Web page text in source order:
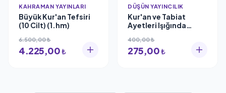
KAHRAMAN YAYINLARI
Büyük Kur'an Tefsiri
(10 Cilt) (1.hm)
6.500,00 ₺
4.225,00₺
DÜŞÜN YAYINCILIK
Kur'an ve Tabiat
Ayetleri Işığında
Mustafa İslamoğlu
400,00 ₺
275,00₺